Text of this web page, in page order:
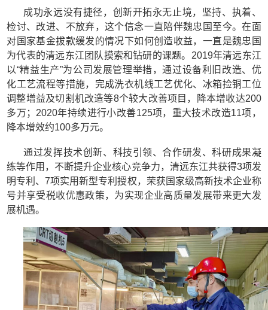
成功永远没有捷径，创新开拓永无止境，坚持、执着、
检讨、改进、不放弃，这个信念一直陪伴魏忠国至今。在面
对国家基金拔款缓发的情况下如何创造收益，一直是魏忠国
为代表的清远东江团队摸索和钻研的课题。2019年清远东江
以“精益生产”为公司发展管理举措，通过设备利旧改造、优
化工艺流程等措施，完成洗衣机线工艺优化、冰箱捡铜工位
调整增益及切割机改造等8个较大改善项目，降本增收达200
多万；2020年持续进行小改善125项，重大技术改造11项，
降本增效约100多万元。
通过发挥技术创新、科技引领、合作研发、科研成果凝
练等作用，不断提升企业核心竞争力，清远东江共获得3项发
明专利、7项实用新型专利授权，荣获国家级高新技术企业称
号并享受税收优惠政策，为实现企业高质量发展带来更大发
展机遇。